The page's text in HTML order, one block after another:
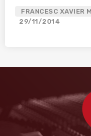
FRANCESC XAVIER
29/11/2014